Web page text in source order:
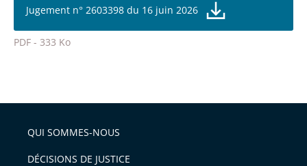
l'article
pour
de
police
Jugement n° 2603398 du 16 juin 2026
PDF - 333 Ko
l'article
pour
QUI SOMMES-NOUS
DÉCISIONS DE JUSTICE